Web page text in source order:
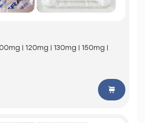
| 120mg | 130mg | 150mg |